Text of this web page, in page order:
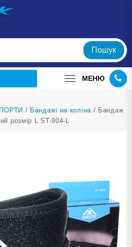
Пошук
МЕНЮ
/ Бандажі на коліна / Бандаж
розмір L ST-904-L